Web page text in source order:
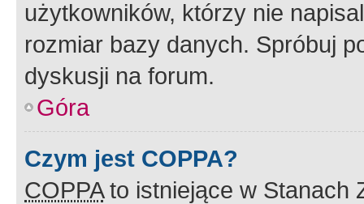
użytkowników, którzy nie
rozmiar bazy danych. Spróbuj
dyskusji na forum.
Góra
Czym jest COPPA?
COPPAto istniejące w Stanach